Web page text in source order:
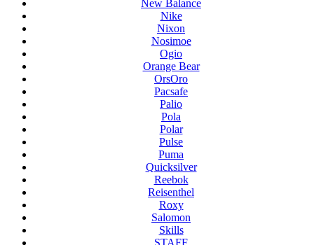
New Balance
Nike
Nixon
Nosimoe
Ogio
Orange Bear
OrsOro
Pacsafe
Palio
Pola
Polar
Pulse
Puma
Quicksilver
Reebok
Reisenthel
Roxy
Salomon
Skills